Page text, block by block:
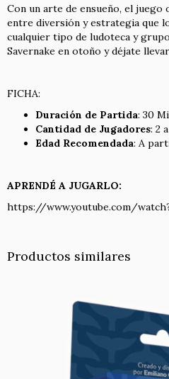
Con un arte de ensueño, el
entre diversión y estrategia que
cualquier tipo de ludoteca y
Savernake en otoño y déjate
FICHA:
Duración de Partida: 30
Cantidad de Jugadores: 2
Edad Recomendada: A
APRENDÉ A JUGARLO:
https://www.youtube.com/
Productos similares